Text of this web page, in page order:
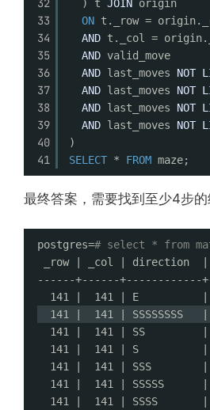
32
33
34
35
36
37
38
39
40
41
) t JOIN origin
ON t._row =
AND t._col =
AND valid_move
AND last_moves NOT
AND last_moves NOT
AND last_moves NOT
AND last_moves NOT
)
SELECT * FROM maze;
最终答案，需要找到至少4步的
postgres=# select * from
_row | _col | direction  |
------+------+------------
141 |  141 | E          |
141 |  141 | SSSSSSSS   |
141 |  141 | SS         |
141 |  141 | S          |
141 |  141 | SSS        |
141 |  141 | SSSSS      |
141 |  141 | SSSS       |